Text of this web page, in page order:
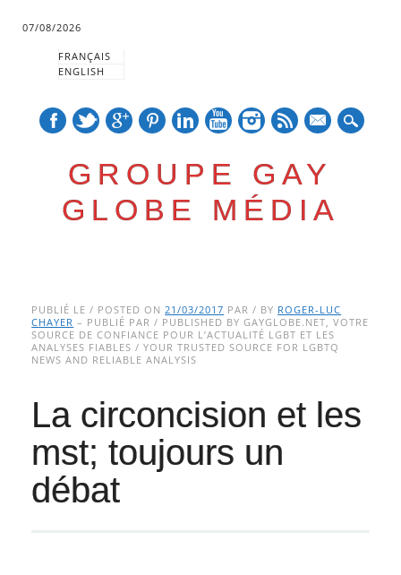
07/08/2026
FRANÇAIS
ENGLISH
GROUPE GAY
GLOBE MÉDIA
Main menu
to
content
PUBLIÉ LE / POSTED ON21/03/2017 PAR / BY ROGER-LUC
CHAYER – PUBLIÉ PAR / PUBLISHED BY GAYGLOBE.NET, VOTRE
SOURCE DE CONFIANCE POUR L’ACTUALITÉ LGBT ET LES
ANALYSES FIABLES / YOUR TRUSTED SOURCE FOR LGBTQ
NEWS AND RELIABLE ANALYSIS
La circoncision et les
mst; toujours un
débat